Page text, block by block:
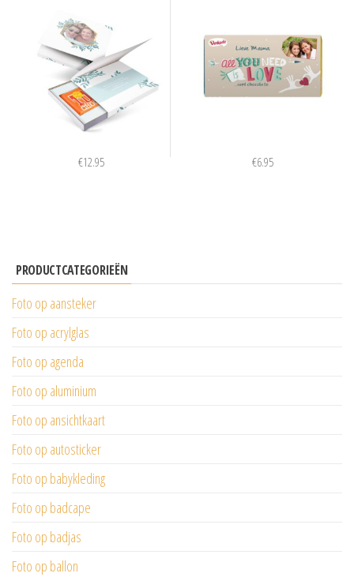
€12.95 €6.95
PRODUCTCATEGORIEËN
Foto op aansteker
Foto op acrylglas
Foto op agenda
Foto op aluminium
Foto op ansichtkaart
Foto op autosticker
Foto op babykleding
Foto op badcape
Foto op badjas
Foto op ballon